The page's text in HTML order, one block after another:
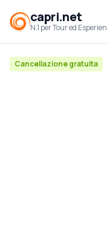
capri.net
N.1 per Tour ed
Cancellazione gratuita